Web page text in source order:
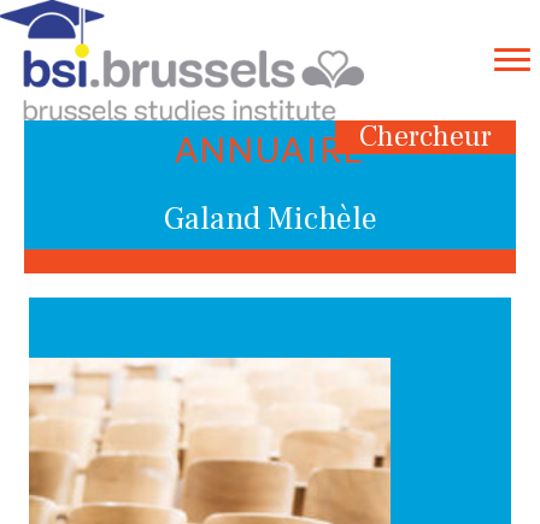
Chercheur
ANNUAIRE
Galand Michèle